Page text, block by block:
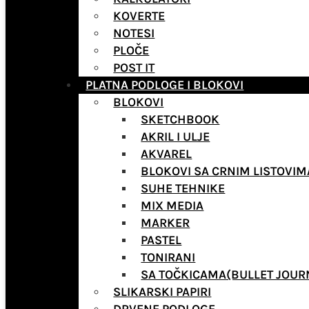
KOVERTE
NOTESI
PLOČE
POST IT
PLATNA PODLOGE I BLOKOVI
BLOKOVI
SKETCHBOOK
AKRIL I ULJE
AKVAREL
BLOKOVI SA CRNIM
SUHE TEHNIKE
MIX MEDIA
MARKER
PASTEL
TONIRANI
SA TOČKICAMA(BULLET
SLIKARSKI PAPIRI